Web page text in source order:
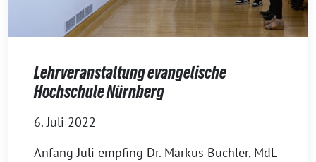
Lehrveranstaltung evangelische
Hochschule Nürnberg
6. Juli 2022
Anfang Juli empfing Dr. Markus Büchler, MdL